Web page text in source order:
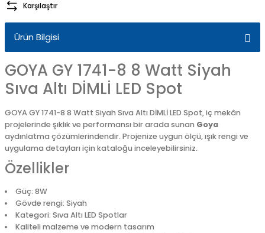
Karşılaştır
Ürün Bilgisi
GOYA GY 1741-8 8 Watt Siyah
Sıva Altı DİMLİ LED Spot
GOYA GY 1741-8 8 Watt Siyah Sıva Altı DİMLİ LED Spot, iç mekân
projelerinde şıklık ve performansı bir arada sunan Goya
aydınlatma çözümlerindendir. Projenize uygun ölçü, ışık rengi ve
uygulama detayları için kataloğu inceleyebilirsiniz.
Özellikler
Güç: 8W
Gövde rengi: Siyah
Kategori: Sıva Altı LED Spotlar
Kaliteli malzeme ve modern tasarım